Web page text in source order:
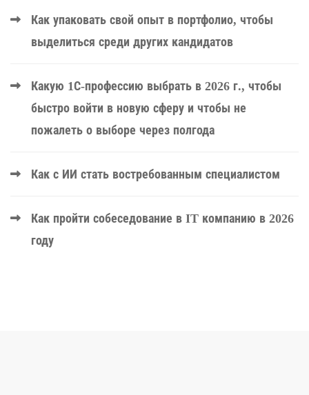
Как упаковать свой опыт в портфолио, чтобы
выделиться среди других кандидатов
Какую 1С-профессию выбрать в 2026 г., чтобы
быстро войти в новую сферу и чтобы не
пожалеть о выборе через полгода
Как с ИИ стать востребованным специалистом
Как пройти собеседование в IT компанию в 2026
году